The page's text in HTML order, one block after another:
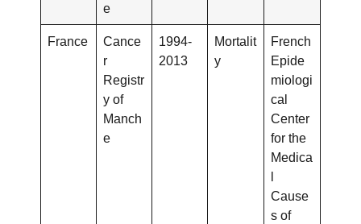
e
France
Cance
r
Registr
y of
Manch
e
1994-
2013
Mortalit
y
French
Epide
miologi
cal
Center
for the
Medica
Cause
s of